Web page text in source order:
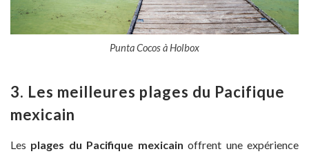
Punta Cocos à Holbox
3. Les meilleures plages du Pacifique
mexicain
Les plages du Pacifique mexicain offrent une expérience